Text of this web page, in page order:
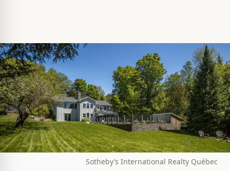
Sotheby’s International Realty Québec